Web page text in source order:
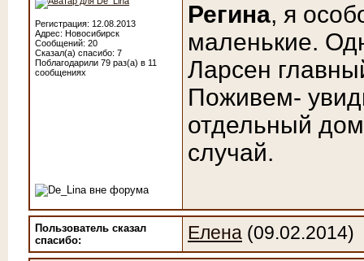
Регистрация: 12.08.2013
Адрес: Новосибирск
Сообщений: 20
Сказал(а) спасибо: 7
Поблагодарили 79 раз(а) в 11
сообщениях
Регина, я
маленькие.
Ларсен
Поживем-
отдельный
случай.
Пользователь сказал
cпасибо:
Елена (09.02.2014)